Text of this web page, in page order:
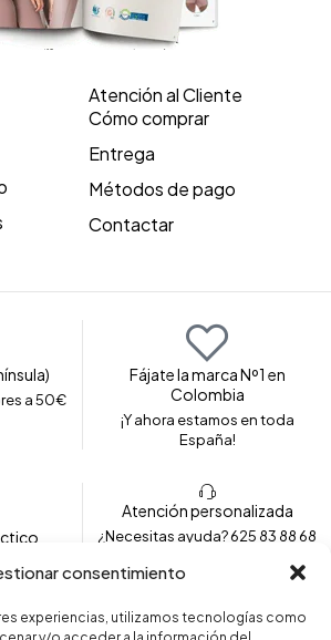
consentimiento
experiencias, utilizamos tecnologías como
Atención al Cliente
Cómo comprar
Entrega
Métodos de pago
Contactar
a 50€
Fájate la marca Nº1 en
Colombia
¡Y ahora estamos en toda
España!
Atención personalizada
¿Necesitas ayuda? 625 83 88 68